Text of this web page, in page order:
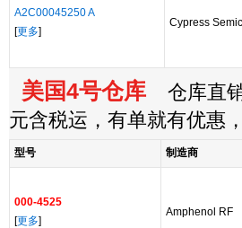
A2C00045250 A
[更多]
Cypress
美国4号仓库 仓库直
元含税运，有单就有优惠
型号 制造商
000-4525
[更多]
Amphenol RF